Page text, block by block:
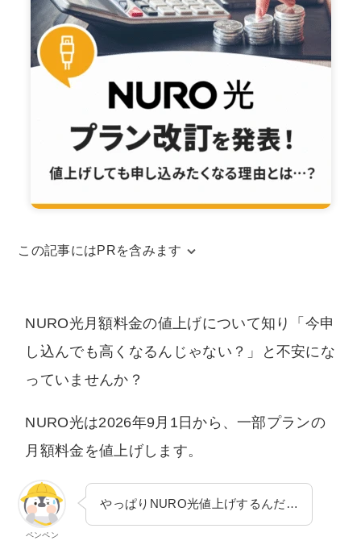
この記事にはPRを含みます
トを運営するための費用に充てられています。
また、コンテンツの内容やランキング比較結果
などに、広告の内容が影響することは一切ござ
だける情報を提供します。
NURO光月額料金の値上げについて知り「今申
し込んでも高くなるんじゃない？」と不安にな
っていませんか？
NURO光は2026年9月1日から、一部プランの
月額料金を値上げします。
ペンペン
やっぱりNURO光値上げするんだ…